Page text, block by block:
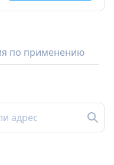
по применению